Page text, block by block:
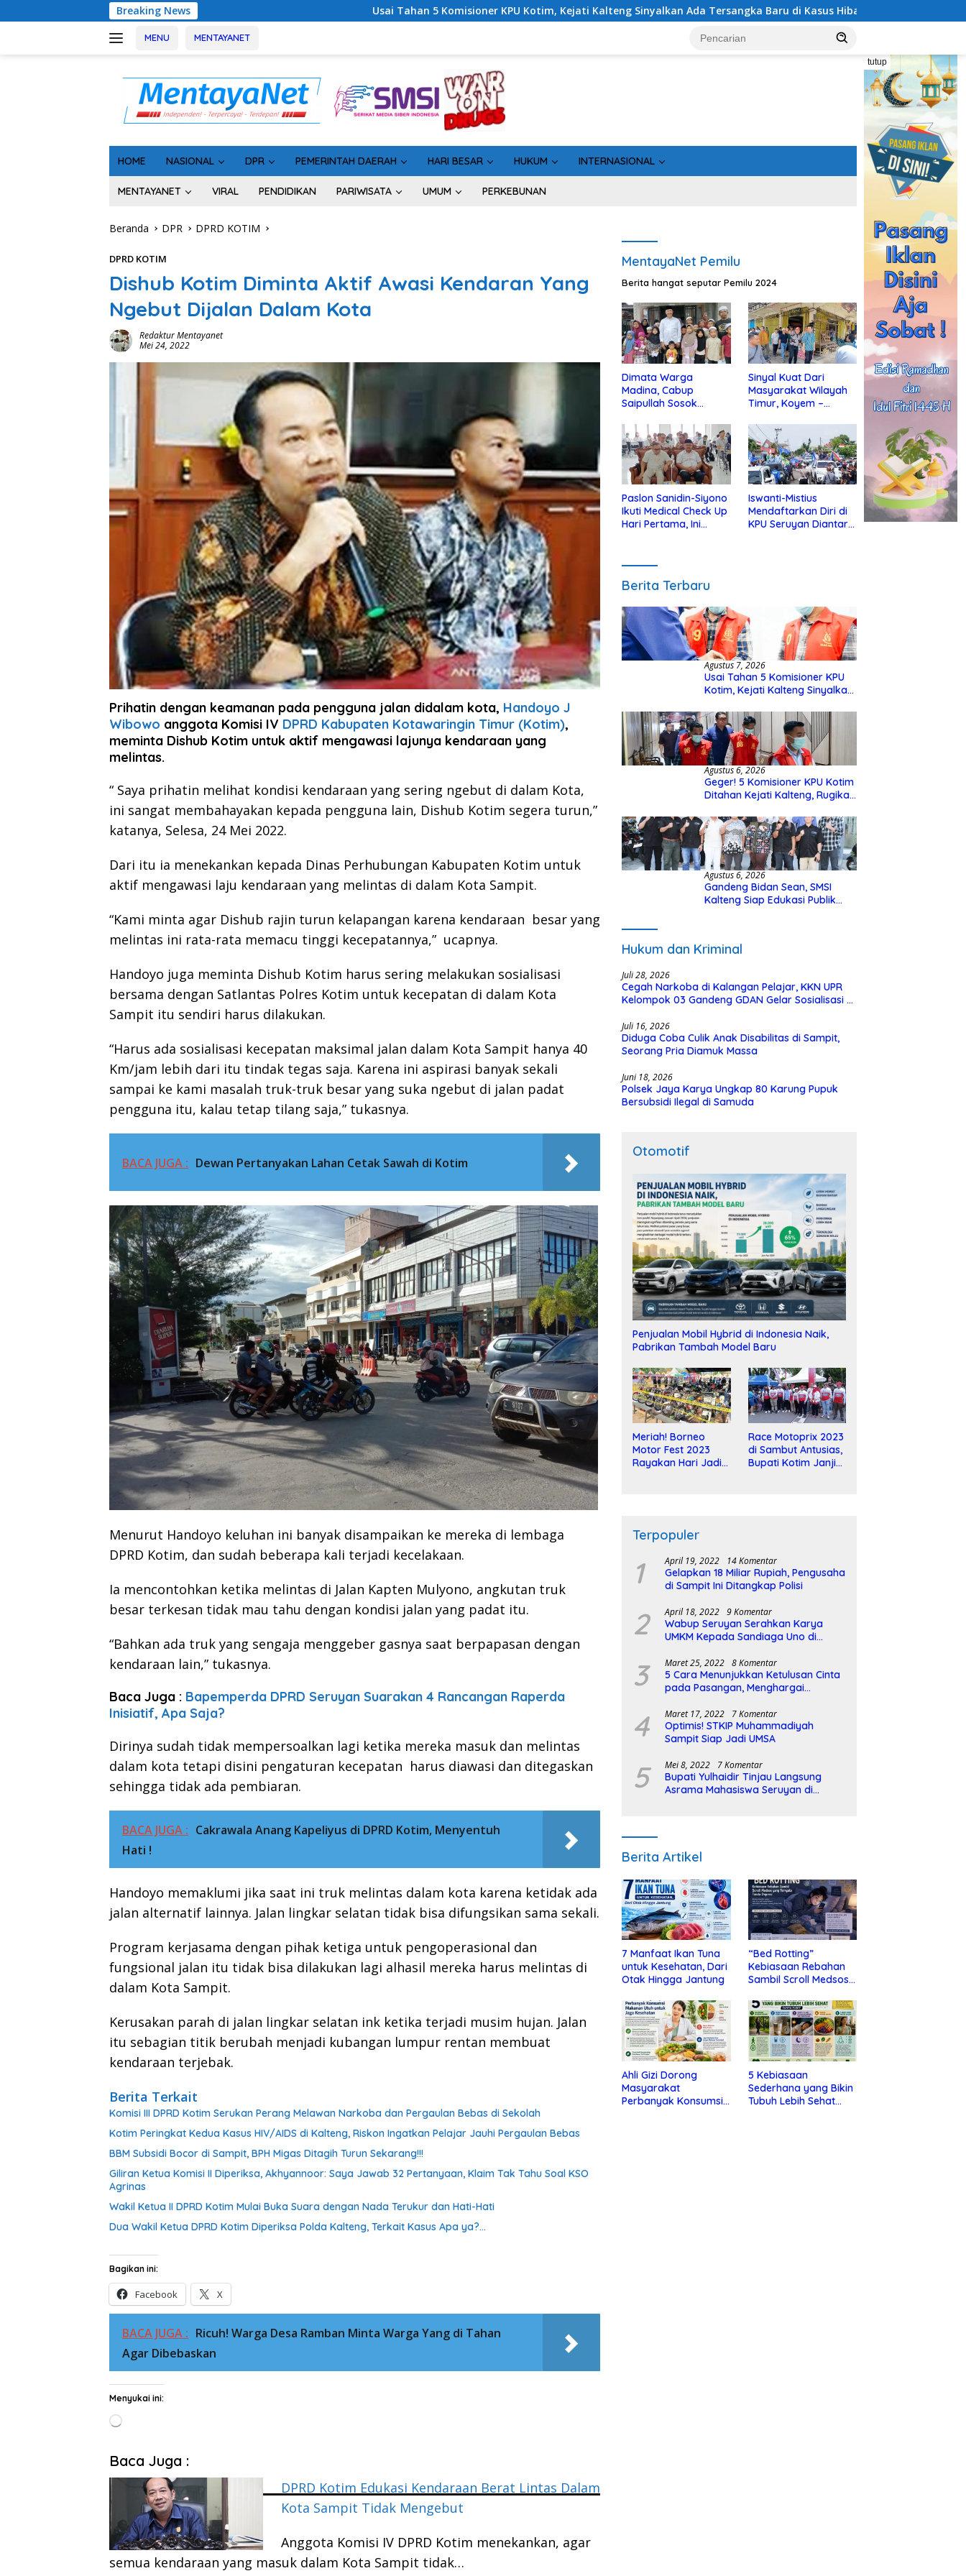
ke
Breaking News Usai Tahan 5 Komisioner KPU Kotim, Kejati Kalteng Sinyalkan Ada Tersangka Baru di Kasus Hibah Rp40 Miliar Geger! 5 Komisioner KPU
MENU MENTAYANET
tutup
HOME NASIONAL DPR PEMERINTAH DAERAH HARI BESAR HUKUM INTERNASIONAL
MENTAYANET VIRAL PENDIDIKAN PARIWISATA UMUM PERKEBUNAN
Beranda DPR DPRD KOTIM
DPRD KOTIM
Dishub Kotim Diminta Aktif Awasi Kendaran Yang
Ngebut Dijalan Dalam Kota
Redaktur Mentayanet
Mei 24, 2022
Prihatin dengan keamanan pada pengguna jalan didalam kota, Handoyo J
Wibowo anggota Komisi IV DPRD Kabupaten Kotawaringin Timur (Kotim),
meminta Dishub Kotim untuk aktif mengawasi lajunya kendaraan yang
melintas.
“ Saya prihatin melihat kondisi kendaraan yang sering ngebut di dalam Kota,
ini sangat membahayakan kepada pengguna lain, Dishub Kotim segera turun,”
katanya, Selesa, 24 Mei 2022.
Dari itu ia menekankan kepada Dinas Perhubungan Kabupaten Kotim untuk
aktif mengawasi laju kendaraan yang melintas di dalam Kota Sampit.
“Kami minta agar Dishub rajin turun kelapangan karena kendaraan besar yang
melintas ini rata-rata memacu tinggi kecepatannya,” ucapnya.
Handoyo juga meminta Dishub Kotim harus sering melakukan sosialisasi
bersama dengan Satlantas Polres Kotim untuk kecepatan di dalam Kota
Sampit itu sendiri harus dilakukan.
“Harus ada sosialisasi kecepatan maksimal jalan dalam Kota Sampit hanya 40
Km/jam lebih dari itu tindak tegas saja. Karena ini aspirasi banyak sekali
sampai ke kami masalah truk-truk besar yang suka ngebut di jalan padat
pengguna itu, kalau tetap tilang saja,” tukasnya.
BACA JUGA : Dewan Pertanyakan Lahan Cetak Sawah di Kotim
Menurut Handoyo keluhan ini banyak disampaikan ke mereka di lembaga
DPRD Kotim, dan sudah beberapa kali terjadi kecelakaan.
Ia mencontohkan ketika melintas di Jalan Kapten Mulyono, angkutan truk
besar terkesan tidak mau tahu dengan kondisi jalan yang padat itu.
“Bahkan ada truk yang sengaja menggeber gasnya saat berpapasan dengan
kendaraan lain,” tukasnya.
Baca Juga : Bapemperda DPRD Seruyan Suarakan 4 Rancangan Raperda
Inisiatif, Apa Saja?
Dirinya sudah tidak mempersoalkan lagi ketika mereka masuk dan melintas
dalam kota tetapi disini pengaturan kecepatan harus diawasi dan ditegaskan
sehingga tidak ada pembiaran.
BACA JUGA : Cakrawala Anang Kapeliyus di DPRD Kotim, Menyentuh
Hati !
Handoyo memaklumi jika saat ini truk melintas dalam kota karena ketidak ada
jalan alternatif lainnya. Jalan lingkar selatan tidak bisa difungsikan sama sekali.
Program kerjasama dengan pihak ketiga untuk pengoperasional dan
fungsional jalan itu tidak bisa dilakukan lagi alhasil mereka harus melintas di
dalam Kota Sampit.
Kerusakan parah di jalan lingkar selatan ink ketika terjadi musim hujan. Jalan
itu sebagian titik berubah menjadi kubangan lumpur rentan membuat
kendaraan terjebak.
Berita Terkait
Komisi III DPRD Kotim Serukan Perang Melawan Narkoba dan Pergaulan Bebas di Sekolah
Kotim Peringkat Kedua Kasus HIV/AIDS di Kalteng, Riskon Ingatkan Pelajar Jauhi Pergaulan Bebas
BBM Subsidi Bocor di Sampit, BPH Migas Ditagih Turun Sekarang!!!
Giliran Ketua Komisi II Diperiksa, Akhyannoor: Saya Jawab 32 Pertanyaan, Klaim Tak Tahu Soal KSO
Agrinas
Wakil Ketua II DPRD Kotim Mulai Buka Suara dengan Nada Terukur dan Hati-Hati
Dua Wakil Ketua DPRD Kotim Diperiksa Polda Kalteng, Terkait Kasus Apa ya?…
Bagikan ini:
Facebook X
BACA JUGA : Ricuh! Warga Desa Ramban Minta Warga Yang di Tahan
Agar Dibebaskan
Menyukai ini:
Memuat...
Baca Juga :
DPRD Kotim Edukasi Kendaraan Berat Lintas Dalam
Kota Sampit Tidak Mengebut
Anggota Komisi IV DPRD Kotim menekankan, agar
semua kendaraan yang masuk dalam Kota Sampit tidak…
MentayaNet Pemilu
Berita hangat seputar Pemilu 2024
Dimata Warga
Madina, Cabup
Saipullah Sosok
Anak Yatim
Sinyal Kuat Dari
Masyarakat Wilayah
Timur, Koyem –
di Kotim
Paslon Sanidin-Siyono
Ikuti Medical Check Up
Hari Pertama, Ini
Iswanti-Mistius
Mendaftarkan Diri di
KPU Seruyan Diantar
Berita Terbaru
Agustus 7, 2026
Usai Tahan 5 Komisioner KPU
Kotim, Kejati Kalteng Sinyalkan
Hibah Rp40 Miliar
Agustus 6, 2026
Geger! 5 Komisioner KPU Kotim
Ditahan Kejati Kalteng, Rugikan
Hibah Rp40 Miliar
Agustus 6, 2026
Gandeng Bidan Sean, SMSI
Kalteng Siap Edukasi Publik
Hukum dan Kriminal
Juli 28, 2026
Cegah Narkoba di Kalangan Pelajar, KKN UPR
Kelompok 03 Gandeng GDAN Gelar Sosialisasi di
Juli 16, 2026
Diduga Coba Culik Anak Disabilitas di Sampit,
Seorang Pria Diamuk Massa
Juni 18, 2026
Polsek Jaya Karya Ungkap 80 Karung Pupuk
Bersubsidi Ilegal di Samuda
Otomotif
Penjualan Mobil Hybrid di Indonesia Naik,
Pabrikan Tambah Model Baru
Meriah! Borneo
Motor Fest 2023
Rayakan Hari Jadi
Race Motoprix 2023
di Sambut Antusias,
Bupati Kotim Janji
Terpopuler
1 April 19, 2022 14 Komentar
Gelapkan 18 Miliar Rupiah, Pengusaha
di Sampit Ini Ditangkap Polisi
2 April 18, 2022 9 Komentar
Wabup Seruyan Serahkan Karya
UMKM Kepada Sandiaga Uno di
3 Maret 25, 2022 8 Komentar
5 Cara Menunjukkan Ketulusan Cinta
pada Pasangan, Menghargai
4 Maret 17, 2022 7 Komentar
Optimis! STKIP Muhammadiyah
Sampit Siap Jadi UMSA
5 Mei 8, 2022 7 Komentar
Bupati Yulhaidir Tinjau Langsung
Asrama Mahasiswa Seruyan di
Berita Artikel
7 Manfaat Ikan Tuna
untuk Kesehatan, Dari
Otak Hingga Jantung
“Bed Rotting”
Kebiasaan Rebahan
Sambil Scroll Medsos
Depresi
Ahli Gizi Dorong
Masyarakat
Perbanyak Konsumsi
5 Kebiasaan
Sederhana yang Bikin
Tubuh Lebih Sehat